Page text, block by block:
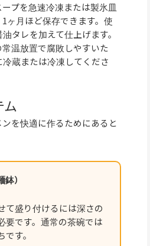
プを急速冷凍または製氷皿
ヶ月ほど保存できます。使
タレを加えて仕上げます。
温放置で腐敗しやすいた
蔵または冷凍してくださ
ム
を快適に作るためにあると
）
て盛り付けるには深さの
要です。通常の茶碗では
す。